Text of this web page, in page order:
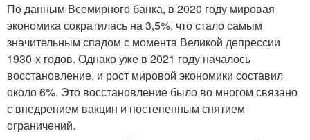
По данным Всемирного банка, в 2020 году мировая
экономика сократилась на 3,5%, что стало самым
значительным спадом с момента Великой депрессии
1930-х годов. Однако уже в 2021 году началось
восстановление, и рост мировой экономики составил
около 6%. Это восстановление было во многом связано
с внедрением вакцин и постепенным снятием
ограничений.